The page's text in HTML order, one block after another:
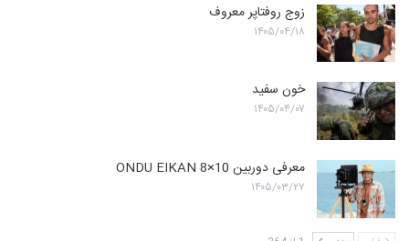
زوج روفتاپر معروف
۱۴۰۵/۰۴/۱۸
خون سفید
۱۴۰۵/۰۴/۰۷
معرفی دوربین ONDU EIKAN 8×10
۱۴۰۵/۰۳/۲۷